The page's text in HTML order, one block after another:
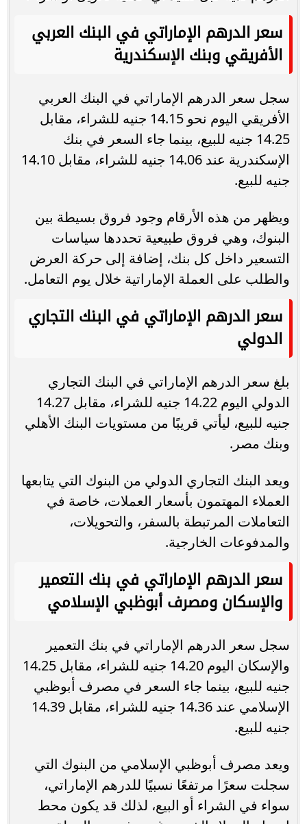
سعر الدرهم الإماراتي في البنك العربي
الأفريقي وبنك الإسكندرية
سجل سعر الدرهم الإماراتي في البنك العربي
الأفريقي اليوم نحو 14.15 جنيه للشراء، مقابل
14.25 جنيه للبيع، بينما جاء السعر في بنك
الإسكندرية عند 14.06 جنيه للشراء، مقابل 14.10
جنيه للبيع.
ويظهر من هذه الأرقام وجود فروق بسيطة بين
البنوك، وهي فروق طبيعية تحددها سياسات
التسعير داخل كل بنك، إضافة إلى حركة العرض
والطلب على العملة الإماراتية خلال يوم التعامل.
سعر الدرهم الإماراتي في البنك التجاري
الدولي
بلغ سعر الدرهم الإماراتي في البنك التجاري
الدولي اليوم 14.22 جنيه للشراء، مقابل 14.27
جنيه للبيع، ليأتي قريبًا من مستويات البنك الأهلي
وبنك مصر.
ويعد البنك التجاري الدولي من البنوك التي يتابعها
العملاء المهتمون بأسعار العملات، خاصة في
التعاملات المرتبطة بالسفر، والتحويلات،
والمدفوعات الخارجية.
سعر الدرهم الإماراتي في بنك التعمير
والإسكان ومصرف أبوظبي الإسلامي
سجل سعر الدرهم الإماراتي في بنك التعمير
والإسكان اليوم 14.20 جنيه للشراء، مقابل 14.25
جنيه للبيع، بينما جاء السعر في مصرف أبوظبي
الإسلامي عند 14.36 جنيه للشراء، مقابل 14.39
جنيه للبيع.
ويعد مصرف أبوظبي الإسلامي من البنوك التي
سجلت سعرًا مرتفعًا نسبيًا للدرهم الإماراتي،
سواء في الشراء أو البيع، لذلك قد يكون محط